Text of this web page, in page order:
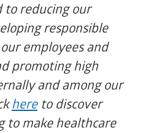
to reducing our
responsible
employees and
promoting high
and among our
here to discover
to make healthcare